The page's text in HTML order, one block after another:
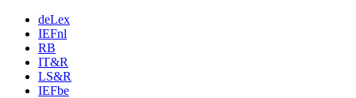
deLex
IEFnl
RB
IT&R
LS&R
IEFbe